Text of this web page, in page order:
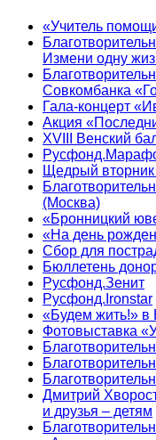
«Учитель
Измени одну
Совкомбанка
Гала-концерт
Акция
XVIII Венский
Щедрый
(Москва)
«Бронницкий
«На день
Сбор для
Бюллетень
Русфонд.Зенит
Русфонд.Ironstar
«Будем жить!» в
Фотовыставка
Дмитрий
и друзья – детям